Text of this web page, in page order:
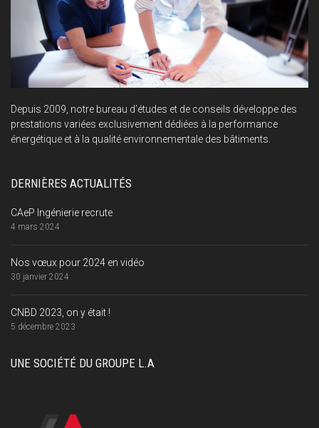
Depuis 2009, notre bureau d’études et de conseils développe des
prestations variées exclusivement dédiées à la performance
énergétique et à la qualité environnementale des bâtiments.
DERNIÈRES ACTUALITÉS
CAeP Ingénierie recrute
4 mars 2024
Nos vœux pour 2024 en vidéo
30 janvier 2024
CNBD 2023, on y était !
5 décembre 2023
UNE SOCIÉTÉ DU GROUPE L.A